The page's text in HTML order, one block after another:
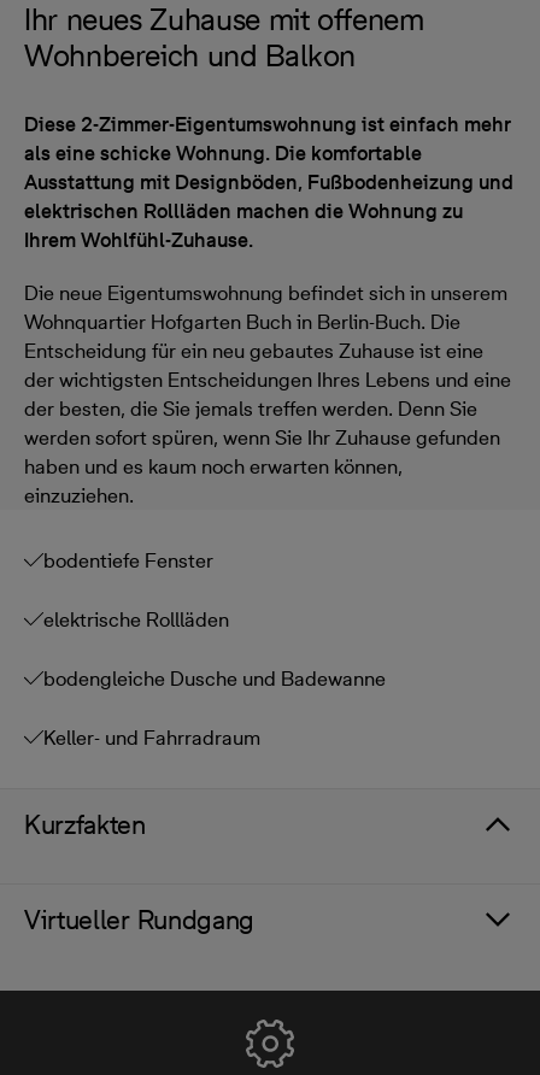
Ihr neues Zuhause mit offenem
Wohnbereich und Balkon
Diese 2-Zimmer-Eigentumswohnung ist einfach mehr
als eine schicke Wohnung. Die komfortable
Ausstattung mit Designböden, Fußbodenheizung und
elektrischen Rollläden machen die Wohnung zu
Ihrem Wohlfühl-Zuhause.
Die neue Eigentumswohnung befindet sich in unserem
Wohnquartier Hofgarten Buch in Berlin-Buch. Die
Entscheidung für ein neu gebautes Zuhause ist eine
der wichtigsten Entscheidungen Ihres Lebens und eine
der besten, die Sie jemals treffen werden. Denn Sie
werden sofort spüren, wenn Sie Ihr Zuhause gefunden
haben und es kaum noch erwarten können,
einzuziehen.
bodentiefe Fenster
elektrische Rollläden
bodengleiche Dusche und Badewanne
Keller- und Fahrradraum
Kurzfakten
Virtueller Rundgang